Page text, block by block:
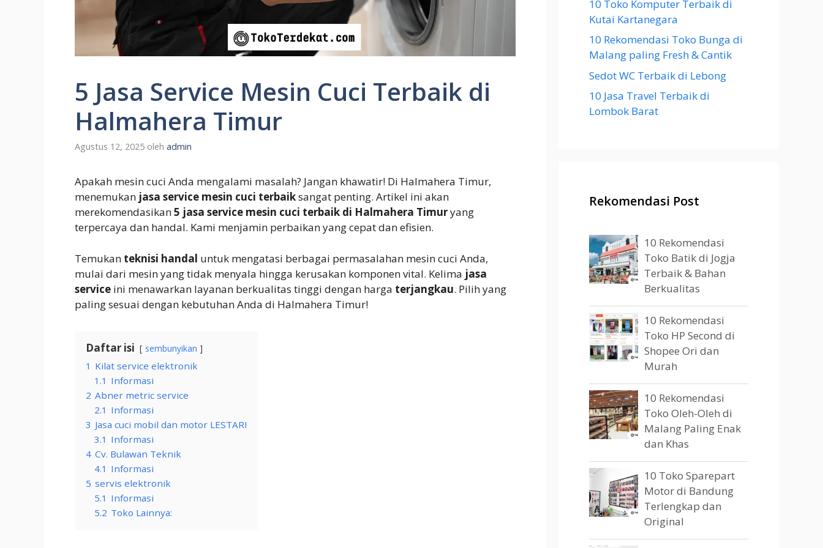
5 Jasa Service Mesin Cuci Terbaik di
Halmahera Timur
Agustus 12, 2025 oleh admin
Apakah mesin cuci Anda mengalami masalah? Jangan khawatir! Di Halmahera Timur,
menemukan jasa service mesin cuci terbaiksangat penting. Artikel ini akan
merekomendasikan5 jasa service mesin cuci terbaik di Halmahera Timuryang
terpercaya dan handal. Kami menjamin perbaikan yang cepat dan efisien.
Temukan teknisi handal untuk mengatasi berbagai permasalahan mesin cuci Anda,
mulai dari mesin yang tidak menyala hingga kerusakan komponen vital. Kelima jasa
service ini menawarkan layanan berkualitas tinggi dengan harga terjangkau. Pilih yang
paling sesuai dengan kebutuhan Anda di Halmahera Timur!
Daftar isi sembunyikan
1 Kilat service elektronik
1.1 Informasi
2 Abner metric service
2.1 Informasi
3 Jasa cuci mobil dan motor LESTARI
3.1 Informasi
4 Cv. Bulawan Teknik
4.1 Informasi
5 servis elektronik
5.1 Informasi
5.2 Toko Lainnya:
10 Toko Komputer Terbaik di
Kutai Kartanegara
10 Rekomendasi Toko Bunga di
Malang paling Fresh & Cantik
Sedot WC Terbaik di Lebong
10 Jasa Travel Terbaik di
Lombok Barat
Rekomendasi Post
10 Rekomendasi
Toko Batik di Jogja
Terbaik & Bahan
Berkualitas
10 Rekomendasi
Toko HP Second di
Shopee Ori dan
Murah
10 Rekomendasi
Toko Oleh-Oleh di
Malang Paling Enak
dan Khas
10 Toko Sparepart
Motor di Bandung
Terlengkap dan
Original